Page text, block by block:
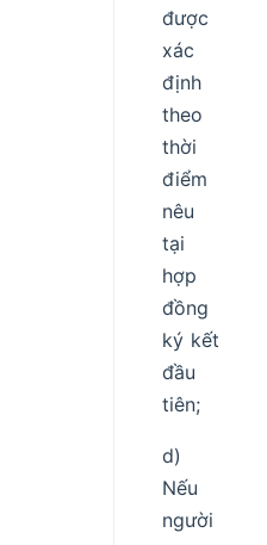
được
xác
định
theo
thời
điểm
nêu
tại
hợp
đồng
ký kết
đầu
tiên;
d)
Nếu
người